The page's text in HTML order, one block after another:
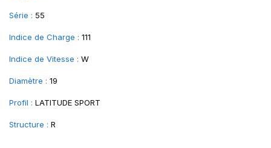
Série : 55
Indice de Charge : 111
Indice de Vitesse : W
Diamètre : 19
Profil : LATITUDE SPORT
Structure : R